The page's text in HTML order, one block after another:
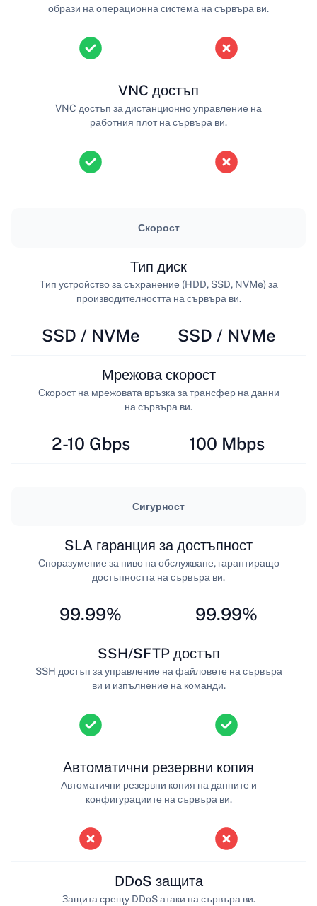
образи на операционна система на сървъра ви.
VNC достъп
VNC достъп за дистанционно управление на
работния плот на сървъра ви.
Скорост
SSD / NVMe
Тип диск
Тип устройство за съхранение (HDD, SSD, NVMe) за
производителността на сървъра ви.
SSD / NVMe
2-10 Gbps
Мрежова скорост
Скорост на мрежовата връзка за трансфер на данни
на сървъра ви.
100 Mbps
Сигурност
99.99%
SLA гаранция за достъпност
Споразумение за ниво на обслужване, гарантиращо
достъпността на сървъра ви.
99.99%
SSH/SFTP достъп
SSH достъп за управление на файловете на сървъра
ви и изпълнение на команди.
Автоматични резервни копия
Автоматични резервни копия на данните и
конфигурациите на сървъра ви.
DDoS защита
Защита срещу DDoS атаки на сървъра ви.